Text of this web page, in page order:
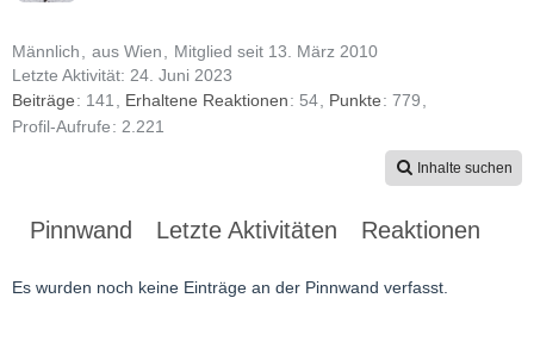
Männlich aus Wien
Mitglied seit 13. März 2010
Letzte Aktivität: 24. Juni 2023
Beiträge
141 Erhaltene Reaktionen 54 Punkte
779
Profil-Aufrufe
2.221
Inhalte suchen
Pinnwand Letzte Aktivitäten Reaktionen
Es wurden noch keine Einträge an der Pinnwand verfasst.